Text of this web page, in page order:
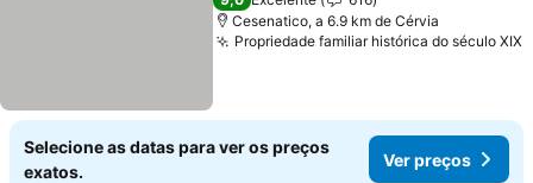
Cesenatico, a 6.9 km de Cérvia
Propriedade familiar histórica do século XIX
Selecione as datas para ver os preços
exatos.
Ver preços